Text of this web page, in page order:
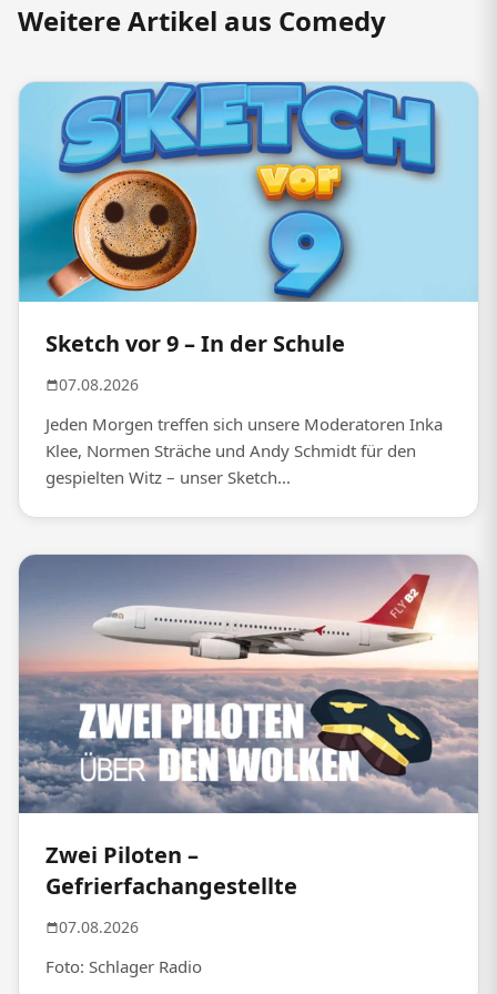
Weitere Artikel aus Comedy
Sketch vor 9 – In der Schule
07.08.2026
Jeden Morgen treffen sich unsere Moderatoren Inka
Klee, Normen Sträche und Andy Schmidt für den
gespielten Witz – unser Sketch...
Zwei Piloten –
Gefrierfachangestellte
07.08.2026
Foto: Schlager Radio